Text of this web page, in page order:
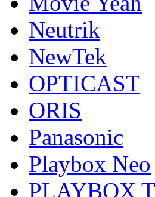
Neutrik
NewTek
OPTICAST
ORIS
Panasonic
Playbox Neo
PLAYBOX